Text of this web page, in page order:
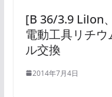
[B 36/3.9 LiIon
電動工具リチ
ル交換
2014年7月4日